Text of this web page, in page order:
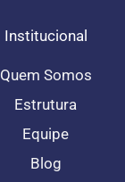
Institucional
Quem Somos
Estrutura
Equipe
Blog